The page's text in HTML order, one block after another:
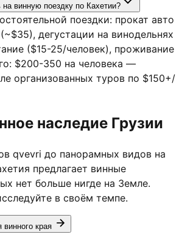
винную поездку по Кахетии?
поездки: прокат авто
дегустации на винодельнях
($15-25/человек), проживание
$200-350 на человека —
организованных туров по $150+/
наследие Грузии
qvevri до панорамных видов на
предлагает винные
нет больше нигде на Земле.
в своём темпе.
винного края